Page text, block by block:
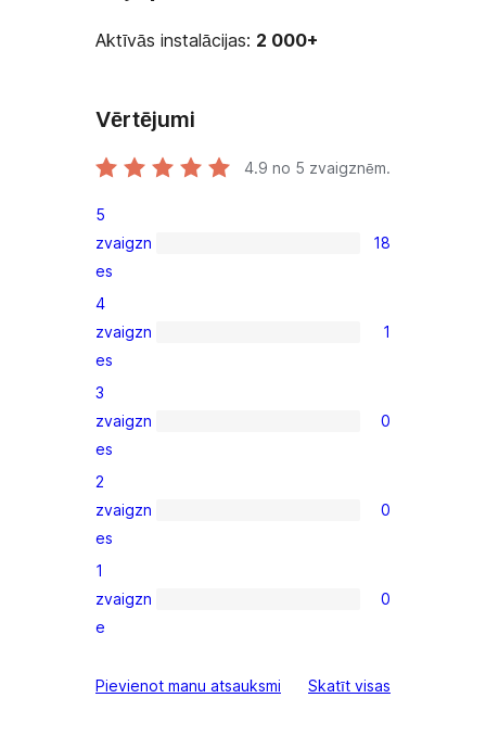
Aktīvās instalācijas: 2 000+
Vērtējumi
4.9 no 5 zvaigznēm.
18
5-
star
reviews
5
zvaigzn
es
18
1
4-
star
review
4
zvaigzn
es
1
0
3-
star
reviews
3
zvaigzn
es
0
0
2-
star
reviews
2
zvaigzn
es
0
0
1-
reviews
1
zvaigzn
e
0
Pievienot manu atsauksmi Skatīt visas